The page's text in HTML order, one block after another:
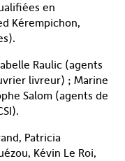
en
Kérempichon,
Raulic (agents
livreur) ; Marine
Salom (agents de
Patricia
Kévin Le Roi,